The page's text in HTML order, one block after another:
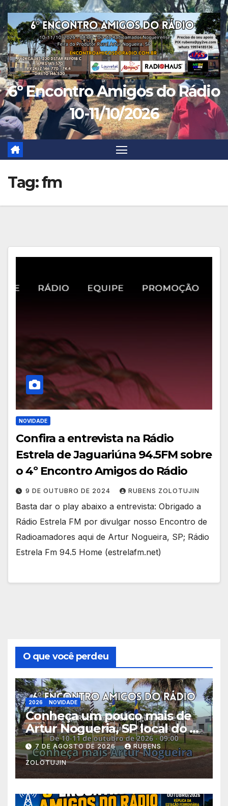
Skip
content
6º Encontro Amigos do Rádio
10-11/10/2026
Tag:fm
NOVIDADE
Confira a entrevista na Rádio
Estrela de Jaguariúna 94.5FM sobre
o 4º Encontro Amigos do Rádio
9 DE OUTUBRO DE 2024 RUBENS ZOLOTUJIN
Basta dar o play abaixo a entrevista: Obrigado a
Rádio Estrela FM por divulgar nosso Encontro de
Radioamadores aqui de Artur Nogueira, SP; Rádio
Estrela Fm 94.5 Home (estrelafm.net)
O que você perdeu
2026 NOVIDADE
Conheça um pouco mais de
Artur Nogueria, SP local do 6º
Encontro Amigos do Rádio
7 DE AGOSTO DE 2026 RUBENS
ZOLOTUJIN